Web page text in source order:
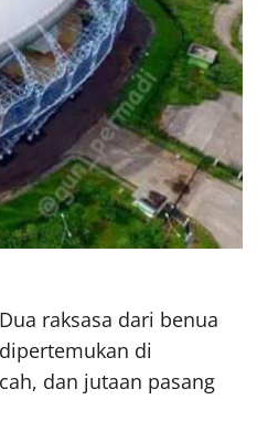
raksasa dari benua
di
dan jutaan pasang